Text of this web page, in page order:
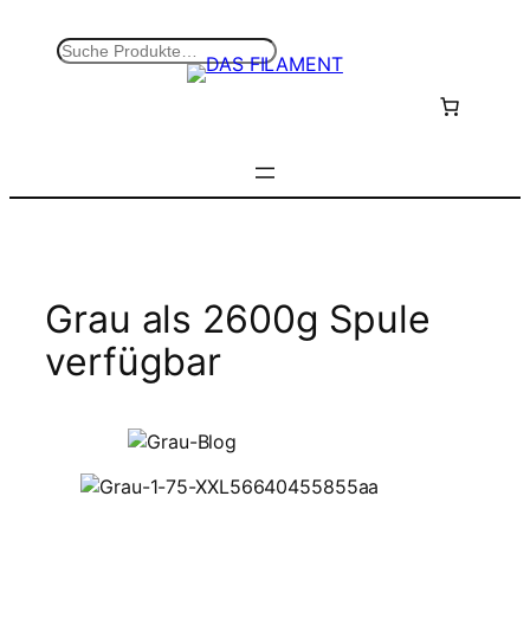
S
Grau als 2600g Spule
verfügbar